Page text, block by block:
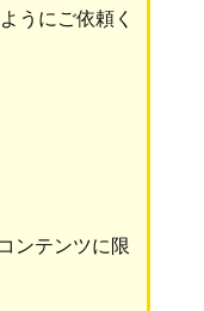
うにご依頼く
ンテンツに限